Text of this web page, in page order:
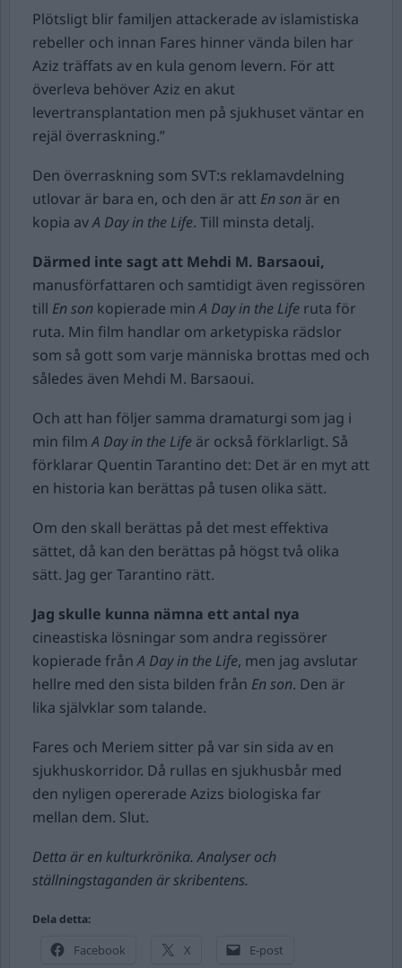
Plötsligt blir familjen attackerade av islamistiska
rebeller och innan Fares hinner vända bilen har
Aziz träffats av en kula genom levern. För att
överleva behöver Aziz en akut
levertransplantation men på sjukhuset väntar en
rejäl överraskning.”
Den överraskning som SVT:s reklamavdelning
utlovar är bara en, och den är att En son är en
kopia avA Day in the Life. Till minsta detalj.
Därmed inte sagt att Mehdi M. Barsaoui,
manusförfattaren och samtidigt även regissören
till En son kopierade minA Day in the Life ruta för
ruta. Min film handlar om arketypiska rädslor
som så gott som varje människa brottas med och
således även Mehdi M. Barsaoui.
Och att han följer samma dramaturgi som jag i
min filmA Day in the Life är också förklarligt. Så
förklarar Quentin Tarantino det: Det är en myt att
en historia kan berättas på tusen olika sätt.
Om den skall berättas på det mest effektiva
sättet, då kan den berättas på högst två olika
sätt. Jag ger Tarantino rätt.
Jag skulle kunna nämna ett antal nya
cineastiska lösningar som andra regissörer
kopierade frånA Day in the Life, men jag avslutar
hellre med den sista bilden från En son. Den är
lika självklar som talande.
Fares och Meriem sitter på var sin sida av en
sjukhuskorridor. Då rullas en sjukhusbår med
den nyligen opererade Azizs biologiska far
mellan dem. Slut.
Detta är en kulturkrönika. Analyser och
ställningstaganden är skribentens.
Dela detta:
Facebook X E-post